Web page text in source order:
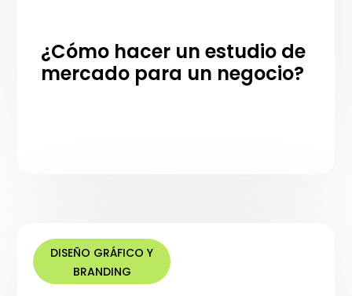
¿Cómo hacer un estudio de
mercado para un negocio​?
DISEÑO GRÁFICO Y
BRANDING